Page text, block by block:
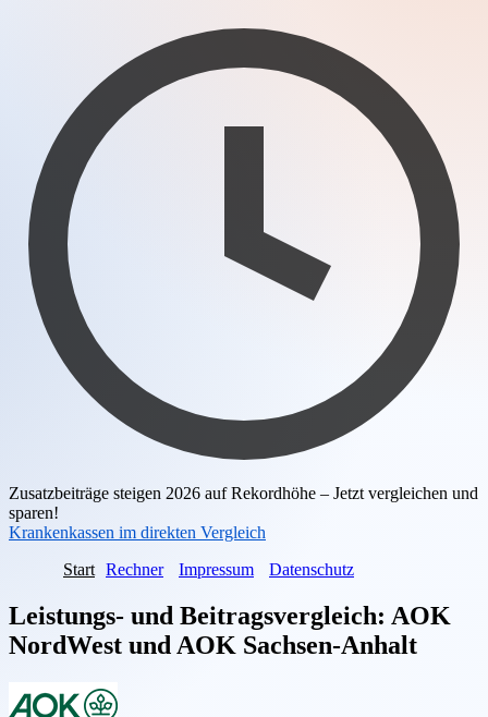
Zusatzbeiträge steigen 2026 auf Rekordhöhe – Jetzt vergleichen und
sparen!
Krankenkassen im direkten Vergleich
Start Rechner Impressum Datenschutz
Leistungs- und Beitragsvergleich: AOK
NordWest und AOK Sachsen-Anhalt